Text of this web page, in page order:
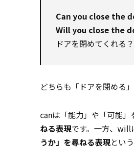
Can you close the
Will you close the
ドアを閉めてくれる？
どちらも「ドアを閉める
canは「能力」や「可能」
ねる表現です。一方、will
うか」を尋ねる表現とい